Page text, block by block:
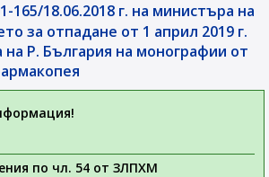
165/18.06.2018 г. на министъра на
за отпадане от 1 април 2019 г.
на Р. България на монографии от
по чл. 54 от ЗЛПХМ